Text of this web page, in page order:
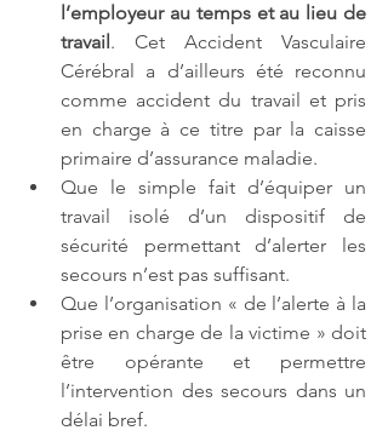
l’employeur au temps et au lieu de
travail. Cet Accident Vasculaire
Cérébral a d’ailleurs été reconnu
comme accident du travail et pris
en charge à ce titre par la caisse
primaire d’assurance maladie.
Que le simple fait d’équiper un
travail isolé d’un dispositif de
sécurité permettant d’alerter les
secours n’est pas suffisant.
Que l’organisation « de l’alerte à la
prise en charge de la victime » doit
être opérante et permettre
l’intervention des secours dans un
délai bref.